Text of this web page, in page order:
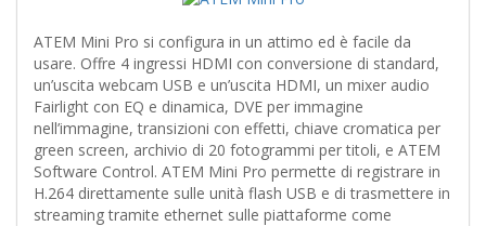
ATEM Mini Pro si configura in un attimo ed è facile da
usare. Offre 4 ingressi HDMI con conversione di standard,
un’uscita webcam USB e un’uscita HDMI, un mixer audio
Fairlight con EQ e dinamica, DVE per immagine
nell’immagine, transizioni con effetti, chiave cromatica per
green screen, archivio di 20 fotogrammi per titoli, e ATEM
Software Control. ATEM Mini Pro permette di registrare in
H.264 direttamente sulle unità flash USB e di trasmettere in
streaming tramite ethernet sulle piattaforme come